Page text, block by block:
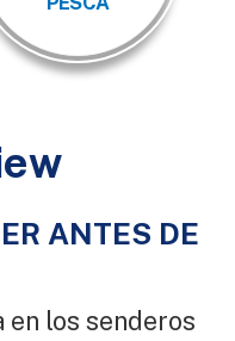
ANTES DE
en los senderos